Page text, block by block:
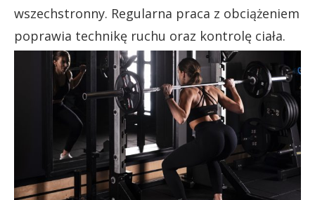
wszechstronny. Regularna praca z obciążeniem
poprawia technikę ruchu oraz kontrolę ciała.